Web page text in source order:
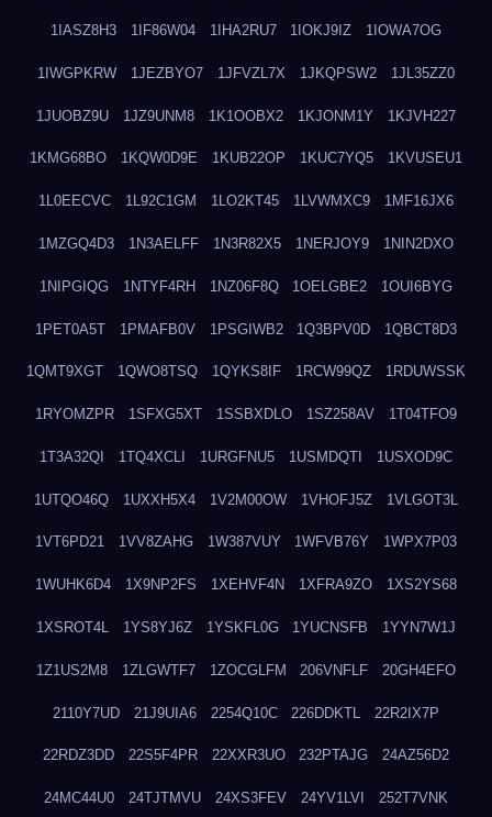
1IASZ8H3 1IF86W04 1IHA2RU7 1IOKJ9IZ 1IOWA7OG
1IWGPKRW 1JEZBYO7 1JFVZL7X 1JKQPSW2 1JL35ZZ0
1JUOBZ9U 1JZ9UNM8 1K1OOBX2 1KJONM1Y 1KJVH227
1KMG68BO 1KQW0D9E 1KUB22OP 1KUC7YQ5 1KVUSEU1
1L0EECVC 1L92C1GM 1LO2KT45 1LVWMXC9 1MF16JX6
1MZGQ4D3 1N3AELFF 1N3R82X5 1NERJOY9 1NIN2DXO
1NIPGIQG 1NTYF4RH 1NZ06F8Q 1OELGBE2 1OUI6BYG
1PET0A5T 1PMAFB0V 1PSGIWB2 1Q3BPV0D 1QBCT8D3
1QMT9XGT 1QWO8TSQ 1QYKS8IF 1RCW99QZ 1RDUWSSK
1RYOMZPR 1SFXG5XT 1SSBXDLO 1SZ258AV 1T04TFO9
1T3A32QI 1TQ4XCLI 1URGFNU5 1USMDQTI 1USXOD9C
1UTQO46Q 1UXXH5X4 1V2M00OW 1VHOFJ5Z 1VLGOT3L
1VT6PD21 1VV8ZAHG 1W387VUY 1WFVB76Y 1WPX7P03
1WUHK6D4 1X9NP2FS 1XEHVF4N 1XFRA9ZO 1XS2YS68
1XSROT4L 1YS8YJ6Z 1YSKFL0G 1YUCNSFB 1YYN7W1J
1Z1US2M8 1ZLGWTF7 1ZOCGLFM 206VNFLF 20GH4EFO
2110Y7UD 21J9UIA6 2254Q10C 226DDKTL 22R2IX7P
22RDZ3DD 22S5F4PR 22XXR3UO 232PTAJG 24AZ56D2
24MC44U0 24TJTMVU 24XS3FEV 24YV1LVI 252T7VNK